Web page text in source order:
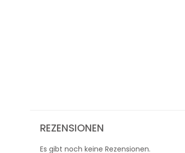
REZENSIONEN
Es gibt noch keine Rezensionen.